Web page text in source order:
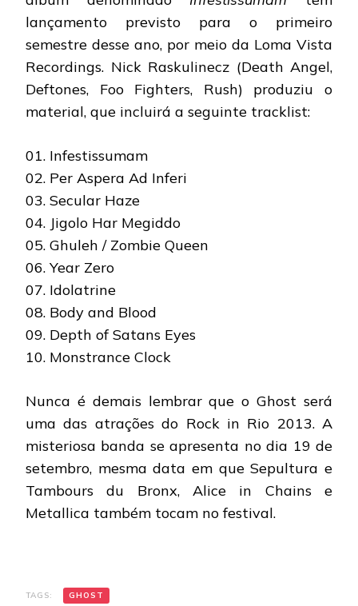
lançamento previsto para o primeiro
semestre desse ano, por meio da Loma Vista
Recordings. Nick Raskulinecz (Death Angel,
Deftones, Foo Fighters, Rush) produziu o
material, que incluirá a seguinte tracklist:
01. Infestissumam
02. Per Aspera Ad Inferi
03. Secular Haze
04. Jigolo Har Megiddo
05. Ghuleh / Zombie Queen
06. Year Zero
07. Idolatrine
08. Body and Blood
09. Depth of Satans Eyes
10. Monstrance Clock
Nunca é demais lembrar que o Ghost será
uma das atrações do Rock in Rio 2013. A
misteriosa banda se apresenta no dia 19 de
setembro, mesma data em que Sepultura e
Tambours du Bronx, Alice in Chains e
Metallica também tocam no festival.
TAGS: GHOST